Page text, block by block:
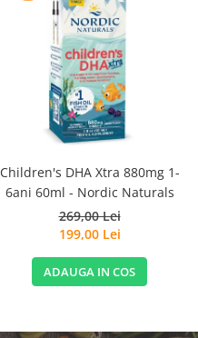
Children's DHA Xtra 880mg 1-
6ani 60ml - Nordic Naturals
269,00 Lei
199,00 Lei
ADAUGA IN COS